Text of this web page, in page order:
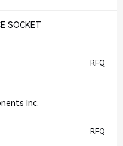
SOCKET
RFQ
Inc.
RFQ